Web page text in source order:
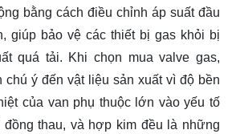
bằng cách điều chỉnh áp suất đầu
giúp bảo vệ các thiết bị gas khỏi bị
quá tải. Khi chọn mua valve gas,
ý đến vật liệu sản xuất vì độ bền
của van phụ thuộc lớn vào yếu tố
đồng thau, và hợp kim đều là những